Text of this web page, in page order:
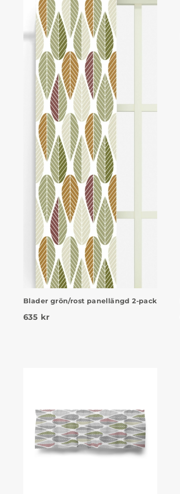
Blader grön/rost panellängd 2-pack
635 kr